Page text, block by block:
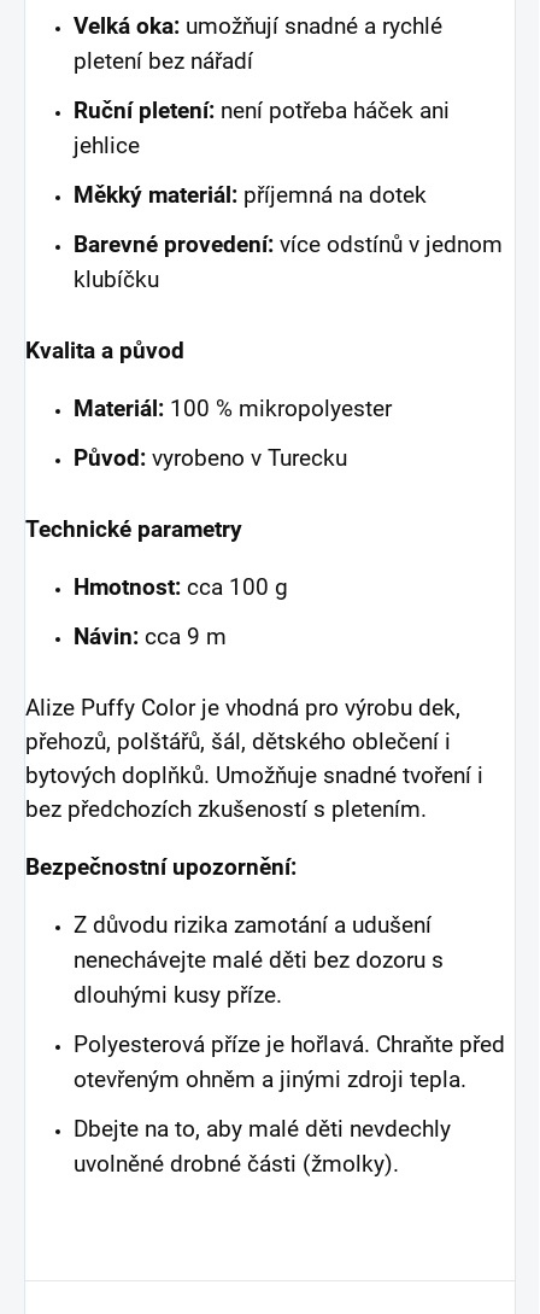
Velká oka: umožňují snadné a rychlé
pletení bez nářadí
Ruční pletení: není potřeba háček ani
jehlice
Měkký materiál: příjemná na dotek
Barevné provedení: více odstínů v jednom
klubíčku
Kvalita a původ
Materiál: 100 % mikropolyester
Původ: vyrobeno v Turecku
Technické parametry
Hmotnost: cca 100 g
Návin: cca 9 m
Alize Puffy Color je vhodná pro výrobu dek,
přehozů, polštářů, šál, dětského oblečení i
bytových doplňků. Umožňuje snadné tvoření i
bez předchozích zkušeností s pletením.
Bezpečnostní upozornění:
Z důvodu rizika zamotání a udušení
nenechávejte malé děti bez dozoru s
dlouhými kusy příze.
Polyesterová příze je hořlavá. Chraňte před
otevřeným ohněm a jinými zdroji tepla.
Dbejte na to, aby malé děti nevdechly
uvolněné drobné části (žmolky).